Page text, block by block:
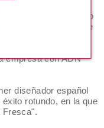
por su compromiso
es su "Manifiesto de
las prácticas
contra el Cambio
empresa con ADN
diseñador español
rotundo, en la que
Fresca".